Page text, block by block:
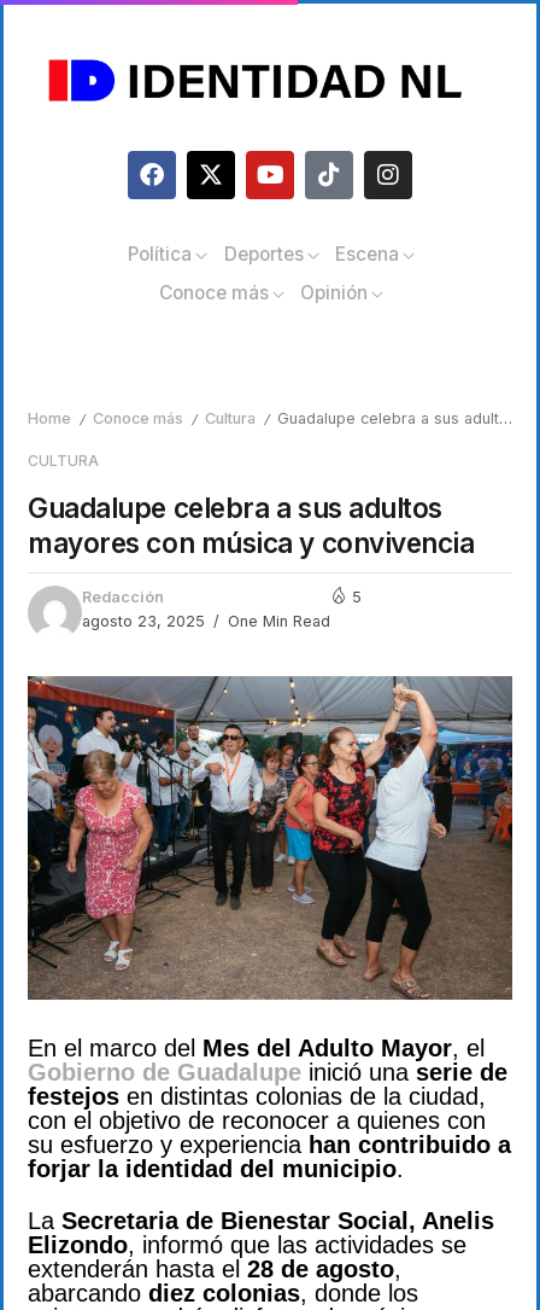
Política Deportes
Escena
Conoce más
Opinión
Home / Conoce más / Cultura / Guadalupe celebra a sus adultos mayores con música y convivencia
CULTURA
Guadalupe celebra a sus adultos
mayores con música y convivencia
Redacción
agosto 23, 2025
One Min Read
5
En el marco del Mes del Adulto Mayor, el
Gobierno de Guadalupe inició una serie de
festejos en distintas colonias de la ciudad,
con el objetivo de reconocer a quienes con
su esfuerzo y experiencia han contribuido a
forjar la identidad del municipio.
La Secretaria de Bienestar Social, Anelis
Elizondo, informó que las actividades se
extenderán hasta el 28 de agosto,
abarcando diez colonias, donde los